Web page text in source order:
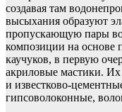
создавая там
высыхания образуют
пропускающую пары
композиции на основе
каучуков, в первую
акриловые мастики.
и известково-
гипсоволоконные,